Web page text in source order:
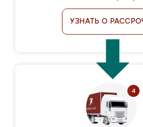
УЗНАТЬ О